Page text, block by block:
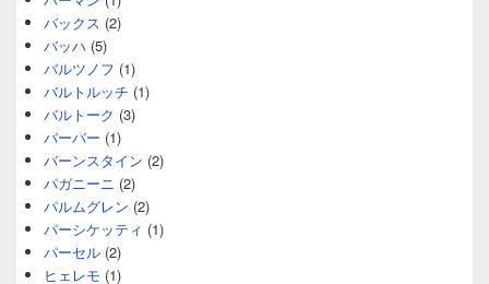
バックス (2)
バッハ (5)
バルツノフ (1)
バルトルッチ (1)
バルトーク (3)
バーバー (1)
バーンスタイン (2)
パガニーニ (2)
パルムグレン (2)
パーシケッティ (1)
パーセル (2)
ヒェレモ (1)